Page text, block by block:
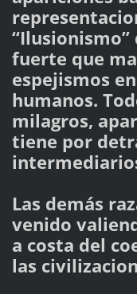
fuerte que
espejismos
humanos.
milagros,
tiene por
Las demás
venido
a costa del
las